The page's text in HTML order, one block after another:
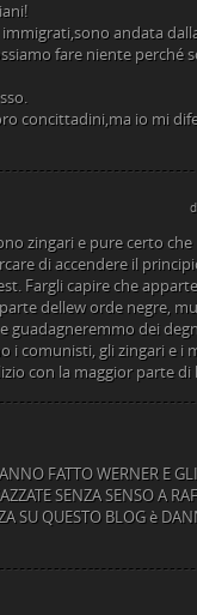
andata
fare niente perché
concittadini,ma io mi
zingari e pure certo
di accendere il
Fargli capire che
dellew orde negre,
dei
i comunisti, gli zingari e i
con la maggior parte di
FATTO WERNER E
SENZA SENSO A
SU QUESTO BLOG è